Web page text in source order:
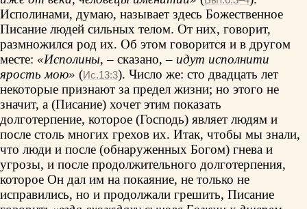
Исполинами, думаю, называет здесь Божественное
Писание людей сильных телом. От них, говорит,
размножился род их. Об этом говорится и в другом
месте: «Исполины, – сказано, – идут исполнити
ярость мою» (Ис.13:3). Число же: сто двадцать лет
некоторые признают за предел жизни; но этого не
значит, а (Писание) хочет этим показать
долготерпение, которое (Господь) являет людям и
после столь многих грехов их. Итак, чтобы мы знали,
что люди и после (обнаруженных Богом) гнева и
угрозы, и после продолжительного долготерпения,
которое Он дал им на покаяние, не только не
исправились, но и продолжали грешить, Писание